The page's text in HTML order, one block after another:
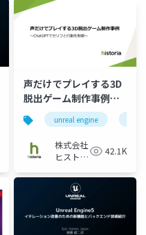
twinmotion
声だけでプレイする3D
脱出ゲーム制作事例～
ChatGPTでセリフと行
動を制御～
unreal engine
株式会社
ヒストリ
42.1K